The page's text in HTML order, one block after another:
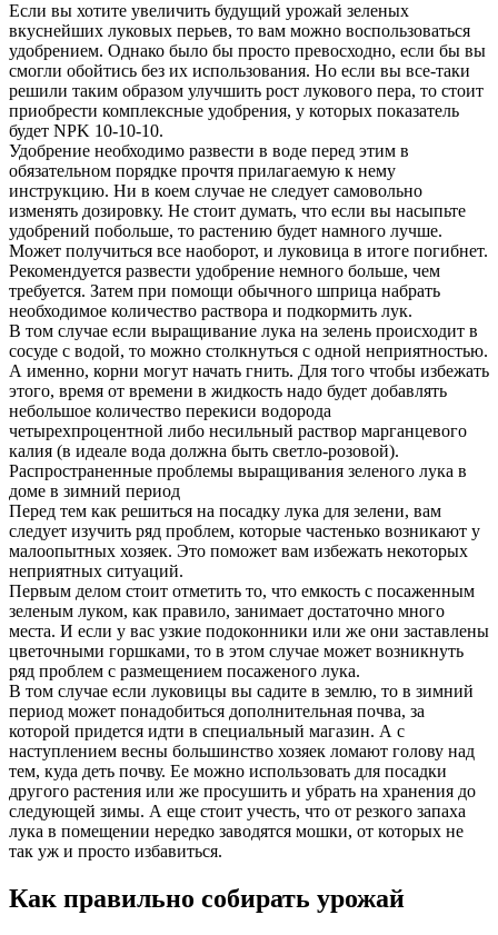
Если вы хотите увеличить будущий урожай зеленых
вкуснейших луковых перьев, то вам можно воспользоваться
удобрением. Однако было бы просто превосходно, если бы вы
смогли обойтись без их использования. Но если вы все-таки
решили таким образом улучшить рост лукового пера, то стоит
приобрести комплексные удобрения, у которых показатель
будет NPK 10-10-10.
Удобрение необходимо развести в воде перед этим в
обязательном порядке прочтя прилагаемую к нему
инструкцию. Ни в коем случае не следует самовольно
изменять дозировку. Не стоит думать, что если вы насыпьте
удобрений побольше, то растению будет намного лучше.
Может получиться все наоборот, и луковица в итоге погибнет.
Рекомендуется развести удобрение немного больше, чем
требуется. Затем при помощи обычного шприца набрать
необходимое количество раствора и подкормить лук.
В том случае если выращивание лука на зелень происходит в
сосуде с водой, то можно столкнуться с одной неприятностью.
А именно, корни могут начать гнить. Для того чтобы избежать
этого, время от времени в жидкость надо будет добавлять
небольшое количество перекиси водорода
четырехпроцентной либо несильный раствор марганцевого
калия (в идеале вода должна быть светло-розовой).
Распространенные проблемы выращивания зеленого лука в
доме в зимний период
Перед тем как решиться на посадку лука для зелени, вам
следует изучить ряд проблем, которые частенько возникают у
малоопытных хозяек. Это поможет вам избежать некоторых
неприятных ситуаций.
Первым делом стоит отметить то, что емкость с посаженным
зеленым луком, как правило, занимает достаточно много
места. И если у вас узкие подоконники или же они заставлены
цветочными горшками, то в этом случае может возникнуть
ряд проблем с размещением посаженого лука.
В том случае если луковицы вы садите в землю, то в зимний
период может понадобиться дополнительная почва, за
которой придется идти в специальный магазин. А с
наступлением весны большинство хозяек ломают голову над
тем, куда деть почву. Ее можно использовать для посадки
другого растения или же просушить и убрать на хранения до
следующей зимы. А еще стоит учесть, что от резкого запаха
лука в помещении нередко заводятся мошки, от которых не
так уж и просто избавиться.
Как правильно собирать урожай